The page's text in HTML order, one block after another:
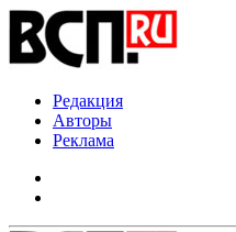
Редакция
Авторы
Реклама